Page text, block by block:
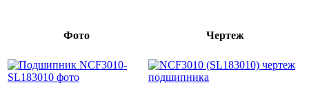
Фото Чертеж